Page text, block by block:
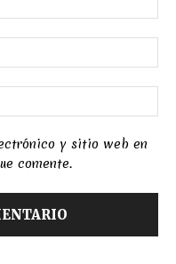
y sitio web en
comente.